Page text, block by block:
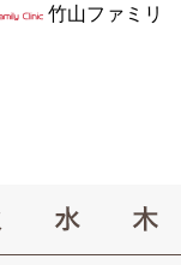
竹山ファミリ